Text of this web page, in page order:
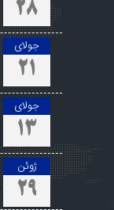
28
جولای
21
جولای
13
ژوئن
29